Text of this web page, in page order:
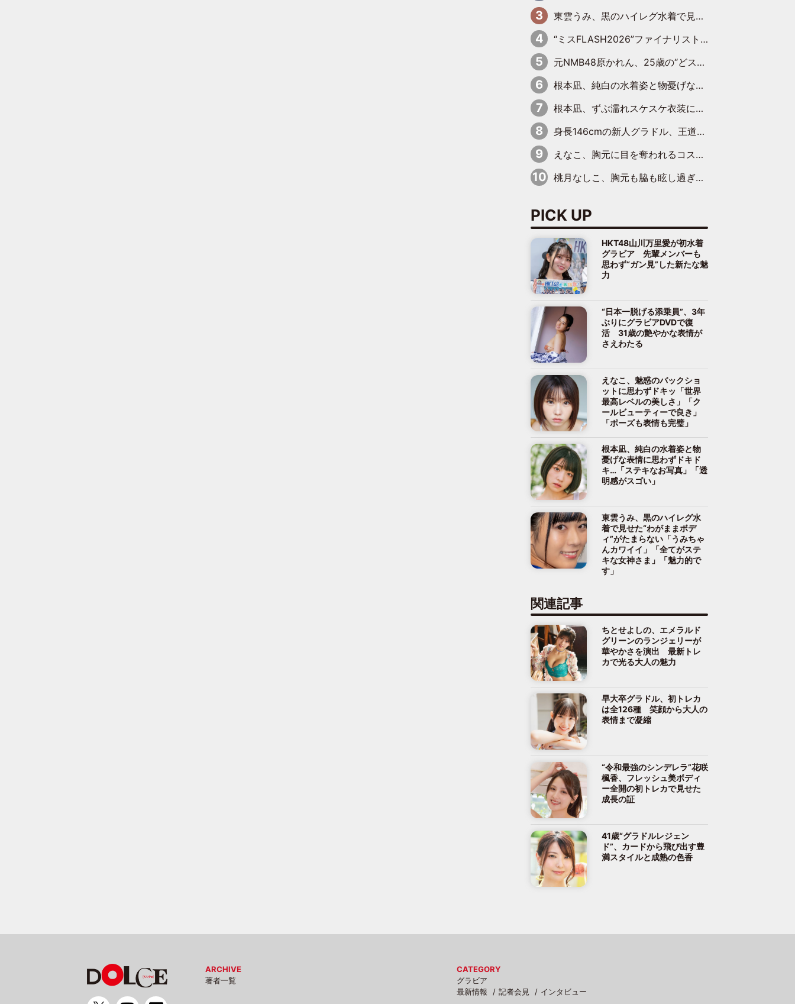
東雲うみ、黒のハイレグ水着で見せた“わがままボディ”がたまらない「うみちゃんカワイイ」「全てがステキな女神さま」「魅力的です」
“ミスFLASH2026”ファイナリスト、ダンスで鍛え上げた健康的な美ボディー披露
元NMB48原かれん、25歳の“どストライクボディ”をバリで解禁 169cmモデル体形で挑む初の本格グラビア
根本凪、純白の水着姿と物憂げな表情に思わずドキドキ…「ステキなお写真」「透明感がスゴい」
根本凪、ずぶ濡れスケスケ衣装にドキッ「表情が良過ぎる」「ねもちゃんの眼差しにドキドキが止まらない」
身長146cmの新人グラドル、王道ビーチからプールサイドそしてゴールドビキニまで…DVDデビュー作で躍動
えなこ、胸元に目を奪われるコスプレ水着姿で魅了「群を抜く美しさと華やかさ」「えなこりんの千咲は破壊力がスゴい」
桃月なしこ、胸元も脇も眩し過ぎるランジェリー＆ビキニ姿を披露「なしこたそ最強」「セクシーでゴージャスで大きなボリューム」
PICK UP
HKT48山川万里愛が初水着
グラビア 先輩メンバーも
思わず“ガン見”した新たな魅
力
“日本一脱げる添乗員”、3年
ぶりにグラビアDVDで復
活 31歳の艶やかな表情が
さえわたる
えなこ、魅惑のバックショ
ットに思わずドキッ「世界
最高レベルの美しさ」「ク
ールビューティーで良き」
「ポーズも表情も完璧」
根本凪、純白の水着姿と物
憂げな表情に思わずドキド
キ…「ステキなお写真」「透
明感がスゴい」
東雲うみ、黒のハイレグ水
着で見せた“わがままボデ
ィ”がたまらない「うみちゃ
んカワイイ」「全てがステ
キな女神さま」「魅力的で
す」
関連記事
ちとせよしの、エメラルド
グリーンのランジェリーが
華やかさを演出 最新トレ
カで光る大人の魅力
早大卒グラドル、初トレカ
は全126種 笑顔から大人の
表情まで凝縮
“令和最強のシンデレラ”花咲
楓香、フレッシュ美ボディ
ー全開の初トレカで見せた
成長の証
41歳“グラドルレジェン
ド”、カードから飛び出す豊
満スタイルと成熟の色香
ARCHIVE
著者一覧
CATEGORY
グラビア
最新情報
記者会見 インタビュー